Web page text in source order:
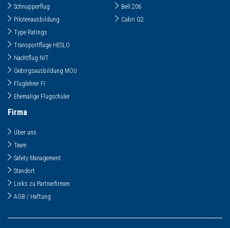
Schnupperflug
Pilotenausbildung
Type Ratings
Transportflüge HESLO
Nachtflug NIT
Gebirgsausbildung MOU
Fluglehrer FI
Ehemalige Flugschüler
Bell 206
Cabri G2
Firma
Über uns
Team
Safety Management
Standort
Links zu Partnerfirmen
AGB / Haftung